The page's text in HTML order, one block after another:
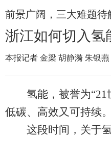
前景广阔，三大难题
浙江如何切入氢
本报记者 金梁 胡静漪 朱银燕
氢能，被誉为“21
低碳、高效又可持续。
这段时间，关于氢